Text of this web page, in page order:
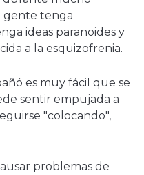
gente tenga
ideas paranoides y
a la esquizofrenia.
es muy fácil que se
sentir empujada a
"colocando",
problemas de